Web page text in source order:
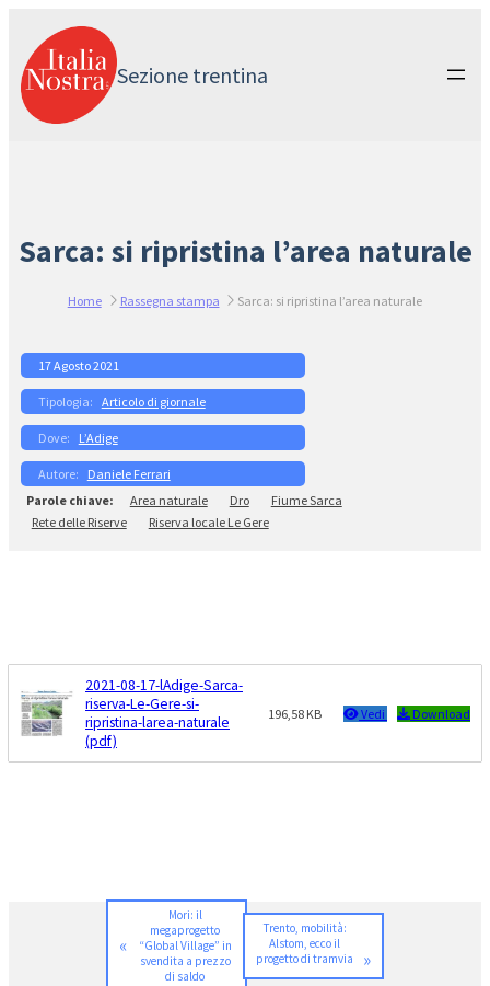
contenuto
Sezione trentina
Sarca: si ripristina l’area naturale
Home Rassegna stampa Sarca: si ripristina l’area naturale
17 Agosto 2021
Articolo di giornale
L’Adige
Daniele Ferrari
Area naturale
Dro
Fiume Sarca
Rete delle Riserve
Riserva locale Le Gere
2021-08-17-lAdige-Sarca-
riserva-Le-Gere-si-
ripristina-larea-naturale
(pdf)
196,58 KB Vedi Download
«
Mori: il
megaprogetto
“Global Village” in
svendita a prezzo
di saldo
Trento, mobilità:
Alstom, ecco il
progetto di tramvia
»